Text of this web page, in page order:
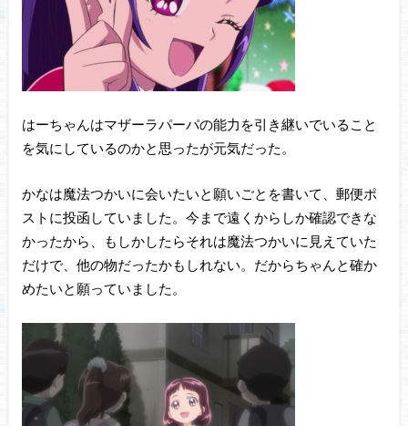
はーちゃんはマザーラパーパの能力を引き継いでいること
を気にしているのかと思ったが元気だった。
かなは魔法つかいに会いたいと願いごとを書いて、郵便ポ
ストに投函していました。今まで遠くからしか確認できな
かったから、もしかしたらそれは魔法つかいに見えていた
だけで、他の物だったかもしれない。だからちゃんと確か
めたいと願っていました。